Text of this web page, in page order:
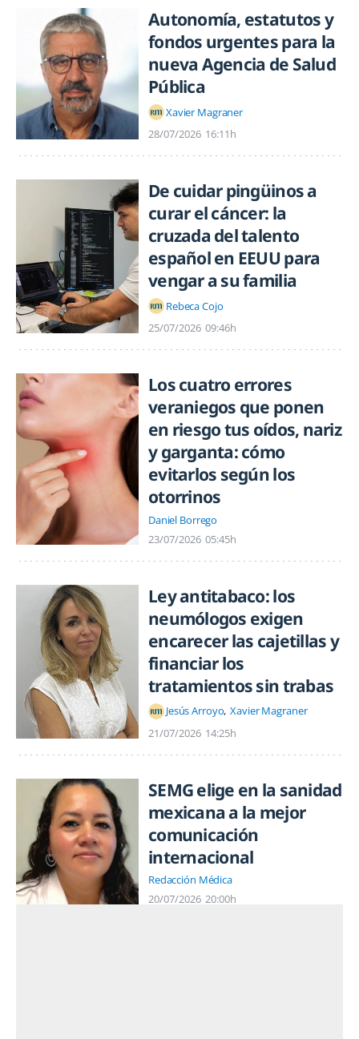
Autonomía, estatutos y
fondos urgentes para la
nueva Agencia de Salud
Pública
Xavier Magraner
28/07/2026 16:11h
De cuidar pingüinos a
curar el cáncer: la
cruzada del talento
español en EEUU para
vengar a su familia
Rebeca Cojo
25/07/2026 09:46h
Los cuatro errores
veraniegos que ponen
en riesgo tus oídos, nariz
y garganta: cómo
evitarlos según los
otorrinos
Daniel Borrego
23/07/2026 05:45h
Ley antitabaco: los
neumólogos exigen
encarecer las cajetillas y
financiar los
tratamientos sin trabas
Jesús Arroyo Xavier Magraner
21/07/2026 14:25h
SEMG elige en la sanidad
mexicana a la mejor
comunicación
internacional
Redacción Médica
20/07/2026 20:00h